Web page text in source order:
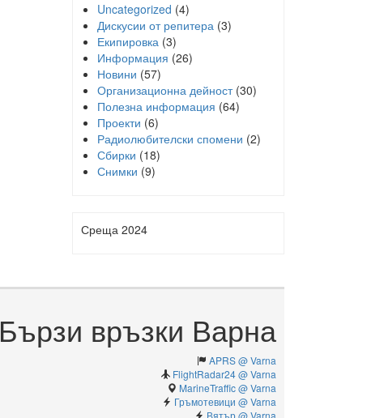
Uncategorized (4)
Дискусии от репитера(3)
Екипировка(3)
Информация (26)
Новини (57)
Организационна дейност(30)
Полезна информация (64)
Проекти (6)
Радиолюбителски спомени (2)
Сбирки (18)
Снимки (9)
Среща 2024
Бързи връзки Варна
APRS @ Varna
FlightRadar24 @ Varna
MarineTraffic @ Varna
Гръмотевици @ Varna
Вятър @ Varna